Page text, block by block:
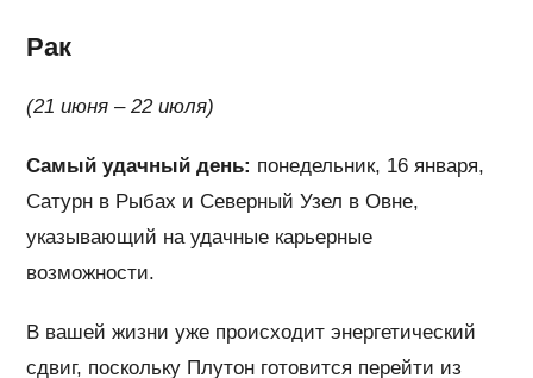
Рак
(21 июня – 22 июля)
Самый удачный день: понедельник, 16 января,
Сатурн в Рыбах и Северный Узел в Овне,
указывающий на удачные карьерные
возможности.
В вашей жизни уже происходит энергетический
сдвиг, поскольку Плутон готовится перейти из